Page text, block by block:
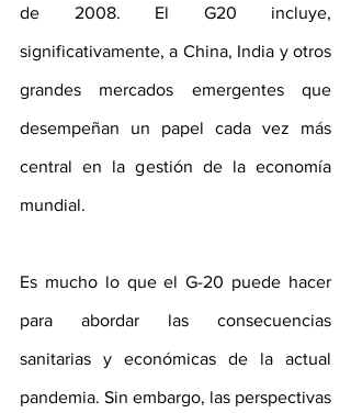
de 2008. El G20 incluye,
significativamente, a China, India y otros
grandes mercados emergentes que
desempeñan un papel cada vez más
central en la gestión de la economía
mundial.
Es mucho lo que el G-20 puede hacer
para abordar las consecuencias
sanitarias y económicas de la actual
pandemia. Sin embargo, las perspectivas